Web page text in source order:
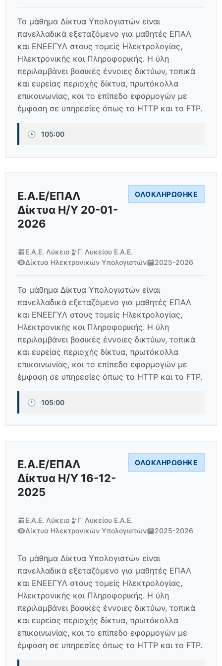
Το μάθημα Δίκτυα Υπολογιστών είναι
πανελλαδικά εξεταζόμενο για μαθητές ΕΠΑΛ
και ΕΝΕΕΓΥΛ στους τομείς Ηλεκτρολογίας,
Ηλεκτρονικής και Πληροφορικής. Η ύλη
περιλαμβάνει βασικές έννοιες δικτύων, τοπικά
και ευρείας περιοχής δίκτυα, πρωτόκολλα
επικοινωνίας, και το επίπεδο εφαρμογών με
έμφαση σε υπηρεσίες όπως το HTTP και το FTP.
🕒 105:00
Ε.Α.Ε/ΕΠΑΛ
Δίκτυα Η/Υ 20-01-
2026
ΟΛΟΚΛΗΡΏΘΗΚΕ
Ε.Α.Ε. Λύκειο
Γ' Λυκείου Ε.Α.Ε.
Δίκτυα Ηλεκτρονικών Υπολογιστών
2025-2026
Το μάθημα Δίκτυα Υπολογιστών είναι
πανελλαδικά εξεταζόμενο για μαθητές ΕΠΑΛ
και ΕΝΕΕΓΥΛ στους τομείς Ηλεκτρολογίας,
Ηλεκτρονικής και Πληροφορικής. Η ύλη
περιλαμβάνει βασικές έννοιες δικτύων, τοπικά
και ευρείας περιοχής δίκτυα, πρωτόκολλα
επικοινωνίας, και το επίπεδο εφαρμογών με
έμφαση σε υπηρεσίες όπως το HTTP και το FTP.
🕒 105:00
Ε.Α.Ε/ΕΠΑΛ
Δίκτυα Η/Υ 16-12-
2025
ΟΛΟΚΛΗΡΏΘΗΚΕ
Ε.Α.Ε. Λύκειο
Γ' Λυκείου Ε.Α.Ε.
Δίκτυα Ηλεκτρονικών Υπολογιστών
2025-2026
Το μάθημα Δίκτυα Υπολογιστών είναι
πανελλαδικά εξεταζόμενο για μαθητές ΕΠΑΛ
και ΕΝΕΕΓΥΛ στους τομείς Ηλεκτρολογίας,
Ηλεκτρονικής και Πληροφορικής. Η ύλη
περιλαμβάνει βασικές έννοιες δικτύων, τοπικά
και ευρείας περιοχής δίκτυα, πρωτόκολλα
επικοινωνίας, και το επίπεδο εφαρμογών με
έμφαση σε υπηρεσίες όπως το HTTP και το FTP.